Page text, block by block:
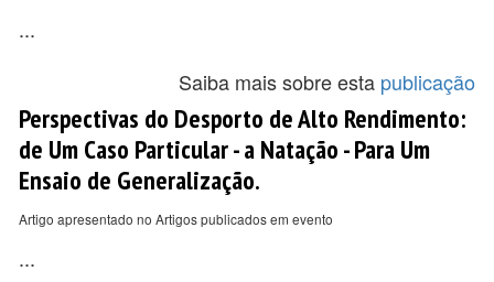
...
Saiba mais sobre esta publicação
Perspectivas do Desporto de Alto Rendimento:
de Um Caso Particular - a Natação - Para Um
Ensaio de Generalização.
Artigo apresentado no Artigos publicados em evento
...